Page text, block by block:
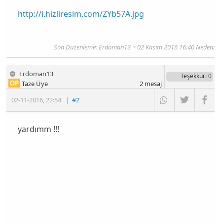
http://i.hizliresim.com/ZYb57A.jpg
Son Düzenleme:Erdoman13~ 02 Kasım 2016 16:40 Neden:
Erdoman13
02-11-2016,22:54 |#2
OP Taze Üye
Teşekkür: 0
2mesaj
yardımm !!!